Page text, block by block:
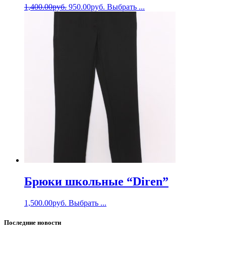
1,400.00руб. 950.00руб. Выбрать ...
Брюки школьные “Diren”
1,500.00руб. Выбрать ...
Последние новости